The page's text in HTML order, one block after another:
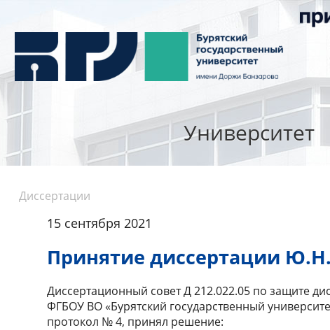
Университет
Диссертации
15 сентября 2021
Принятие диссертации
Диссертационный совет Д 212.022.05 по защите
ФГБОУ ВО «Бурятский государственный
протокол № 4, принял решение: